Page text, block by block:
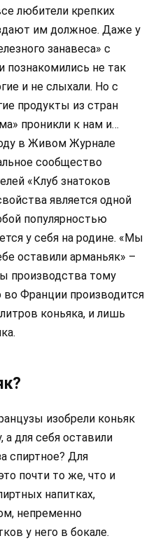
любители крепких
им должное. Даже у
занавеса» с
не так
и не слыхали. Но с
продукты из стран
проникли к нам и…
в Живом Журнале
сообщество
«Клуб знатоков
является одной
популярностью
у себя на родине. «Мы
оставили арманьяк» –
производства тому
Франции производится
коньяка, и лишь
изобрели коньяк
а для себя оставили
спиртное? Для
почти то же, что и
напитках,
непременно
у него в бокале.